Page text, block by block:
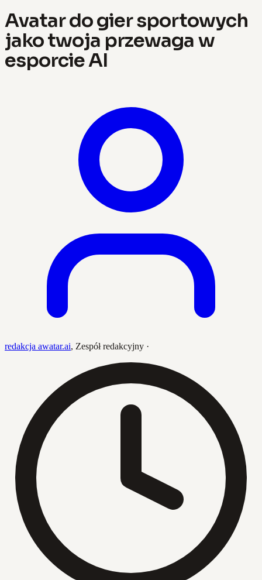
Avatar do gier sportowych
jako twoja przewaga w
esporcie AI
redakcja awatar.ai, Zespół redakcyjny ·